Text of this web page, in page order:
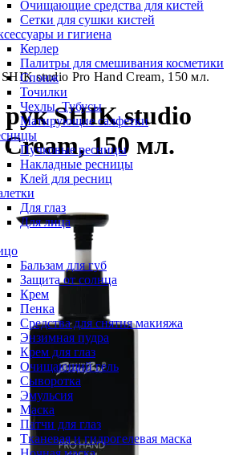
Очищающие средства для кистей
Сетки для сушки кистей
и гигиена
Керлер
Палитры для смешивания косметики
Спонж
Точилки
Чехлы, Тубусы
Матирующие салфетки
Пучковые ресницы
Накладные ресницы
Клей для ресниц
Для глаз
Для лица
Бальзам для губ
Защита от солнца
Крем
Пенка
Средства для снятия макияжа
Энзимная пудра
Крем для глаз
Очищающий гель
Сыворотка
Эмульсия
Маска
Патчи для глаз
Тканевая и гидрогелевая маска
studio Pro Hand Cream, 150 мл.
SHIK studio
150 мл.